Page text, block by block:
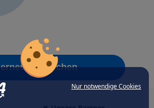
Nur notwendige Cookies
erneut versuchen